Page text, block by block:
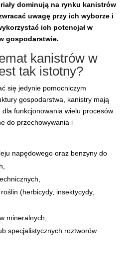
dominują na rynku kanistrów
uwagę przy ich wyborze i
ich potencjał w
gospodarstwie.
kanistrów w
tak istotny?
się jedynie pomocniczym
gospodarstwa, kanistry mają
funkcjonowania wielu procesów
do przechowywania i
napędowego oraz benzyny do
(herbicydy, insektycydy,
mineralnych,
specjalistycznych roztworów